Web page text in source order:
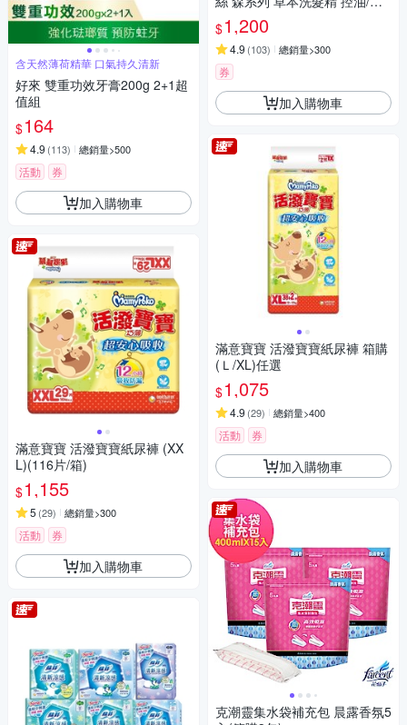
含天然薄荷精華 口氣持久清新
好來 雙重功效牙膏200g 2+1超
值組
$164
4.9 (113) 總銷量>500
活動 券
加入購物車
滿意寶寶 活潑寶寶紙尿褲 (XX
L)(116片/箱)
$1,155
5 (29) 總銷量>300
活動 券
加入購物車
屑/豐盈/舒敏 (9款)
$1,200
4.9 (103) 總銷量>300
券
加入購物車
滿意寶寶 活潑寶寶紙尿褲 箱購
(Ｌ/XL)任選
$1,075
4.9 (29) 總銷量>400
活動 券
加入購物車
克潮靈集水袋補充包 晨露香氛5